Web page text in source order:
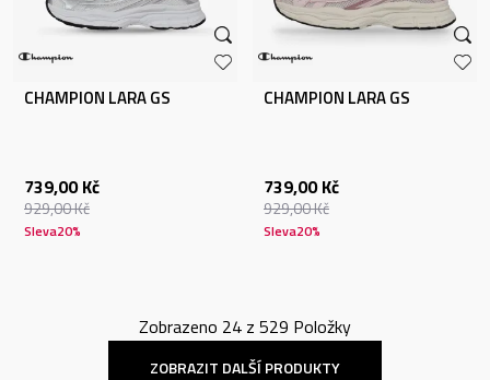
CHAMPION LARA GS
739,00 Kč
929,00Kč
Sleva20%
CHAMPION LARA GS
739,00 Kč
929,00Kč
Sleva20%
Zobrazeno 24 z 529 Položky
ZOBRAZIT DALŠÍ PRODUKTY